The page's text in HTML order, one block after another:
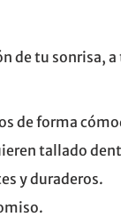
de tu sonrisa,
de forma
tallado
y duraderos.